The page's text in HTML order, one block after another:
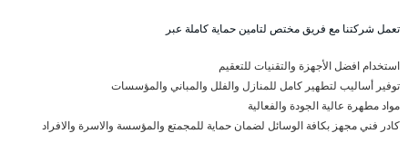
تعمل شركتنا مع فريق مختص لتامين حماية كاملة عبر
استخدام افضل الأجهزة والتقنيات للتعقيم
توفير أساليب لتطهير كامل للمنازل والفلل والمباني والمؤسسات
مواد مطهرة عالية الجودة والفعالية
كادر فني مجهز بكافة الوسائل لضمان حماية للمجمتع والمؤسسة والاسرة والافراد